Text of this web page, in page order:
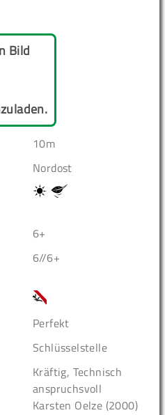
Bild
10m
Nordost
6+
6//6+
Perfekt
Schlüsselstelle
Kräftig, Technisch
anspruchsvoll
Karsten Oelze (2000)